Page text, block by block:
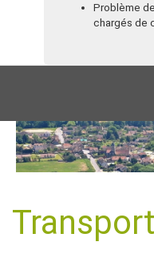
Problème
chargés de